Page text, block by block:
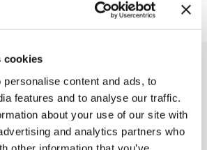
cookies
content and ads, to
features and to analyse our traffic.
about your use of our site with
and analytics partners who